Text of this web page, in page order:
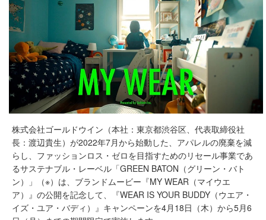
株式会社ゴールドウイン（本社：東京都渋谷区、代表取締役社
長：渡辺貴生）が2022年7月から始動した、アパレルの廃棄を減
らし、ファッションロス・ゼロを目指すためのリセール事業であ
るサステナブル・レーベル「GREEN BATON（グリーン・バト
ン）」（※）は、ブランドムービー『MY WEAR（マイウエ
ア）』の公開を記念して、『WEAR IS YOUR BUDDY（ウエア・
イズ・ユア・バディ）』キャンペーンを4月18日（木）から5月6